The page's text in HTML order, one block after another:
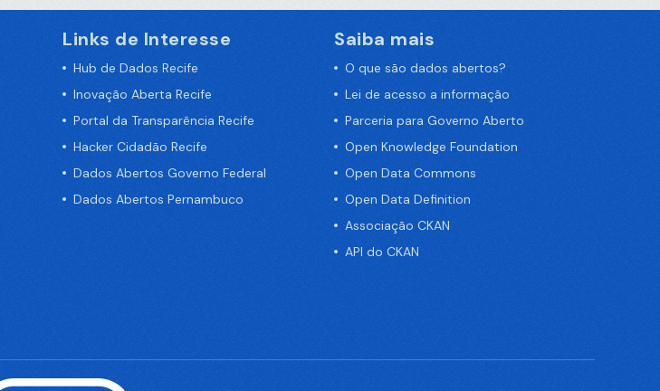
Links de Interesse
Hub de Dados Recife
Inovação Aberta Recife
Portal da Transparência Recife
Hacker Cidadão Recife
Dados Abertos Governo Federal
Dados Abertos Pernambuco
Saiba mais
O que são dados abertos?
Lei de acesso a informação
Parceria para Governo Aberto
Open Knowledge Foundation
Open Data Commons
Open Data Definition
Associação CKAN
API do CKAN